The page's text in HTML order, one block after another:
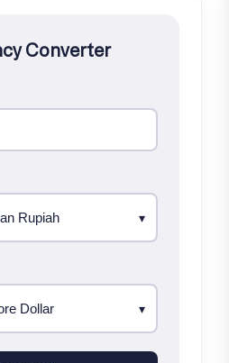
Converter